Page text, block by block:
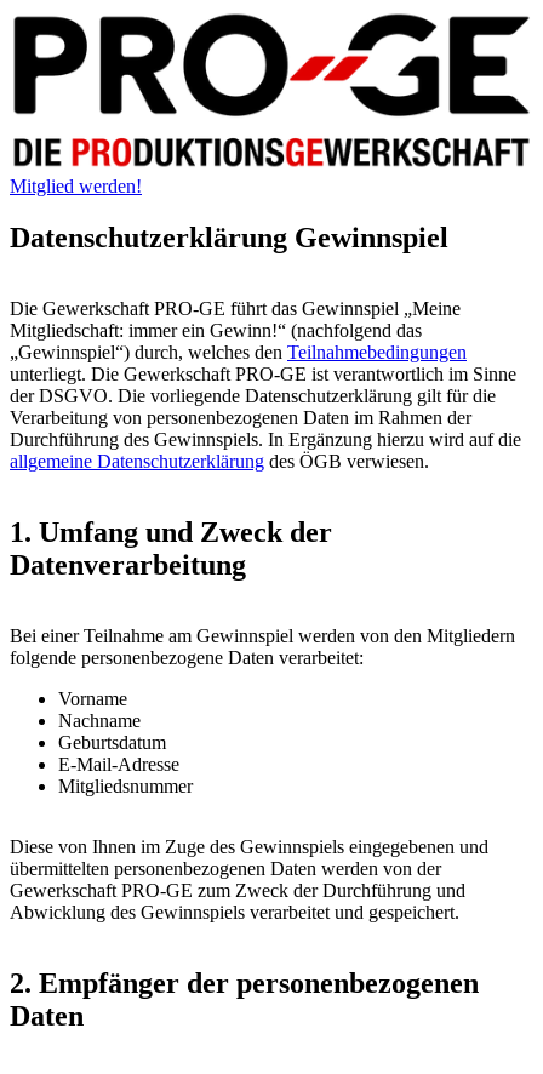
Mitglied werden!
Datenschutzerklärung Gewinnspiel
Die Gewerkschaft PRO-GE führt das Gewinnspiel „Meine
Mitgliedschaft: immer ein Gewinn!“ (nachfolgend das
„Gewinnspiel“) durch, welches den Teilnahmebedingungen
unterliegt. Die Gewerkschaft PRO-GE ist verantwortlich im Sinne
der DSGVO. Die vorliegende Datenschutzerklärung gilt für die
Verarbeitung von personenbezogenen Daten im Rahmen der
Durchführung des Gewinnspiels. In Ergänzung hierzu wird auf die
allgemeine Datenschutzerklärung des ÖGB verwiesen.
1. Umfang und Zweck der
Datenverarbeitung
Bei einer Teilnahme am Gewinnspiel werden von den Mitgliedern
folgende personenbezogene Daten verarbeitet:
Vorname
Nachname
Geburtsdatum
E-Mail-Adresse
Mitgliedsnummer
Diese von Ihnen im Zuge des Gewinnspiels eingegebenen und
übermittelten personenbezogenen Daten werden von der
Gewerkschaft PRO-GE zum Zweck der Durchführung und
Abwicklung des Gewinnspiels verarbeitet und gespeichert.
2. Empfänger der personenbezogenen
Daten